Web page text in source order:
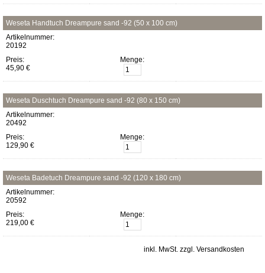
Weseta Handtuch Dreampure sand -92 (50 x 100 cm)
Artikelnummer:
20192
Preis:
45,90 €
Menge:
Weseta Duschtuch Dreampure sand -92 (80 x 150 cm)
Artikelnummer:
20492
Preis:
129,90 €
Menge:
Weseta Badetuch Dreampure sand -92 (120 x 180 cm)
Artikelnummer:
20592
Preis:
219,00 €
Menge:
inkl. MwSt. zzgl. Versandkosten